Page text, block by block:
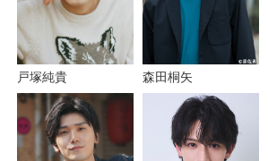
戸塚純貴 森田桐矢